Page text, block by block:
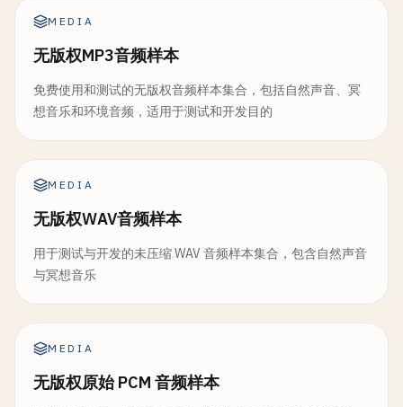
MEDIA
无版权MP3音频样本
免费使用和测试的无版权音频样本集合，包括自然声音、冥
想音乐和环境音频，适用于测试和开发目的
MEDIA
无版权WAV音频样本
用于测试与开发的未压缩 WAV 音频样本集合，包含自然声音
与冥想音乐
MEDIA
无版权原始 PCM 音频样本